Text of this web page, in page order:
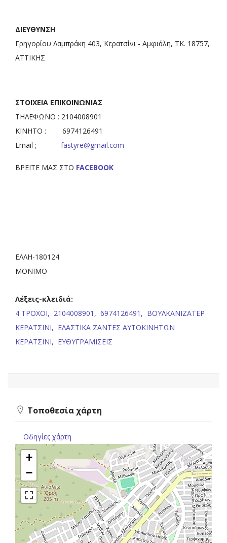
ΔΙΕΥΘΥΝΣΗ
Γρηγορίου Λαμπράκη 403, Κερατσίνι - Αμφιάλη, ΤΚ. 18757,
ΑΤΤΙΚΗΣ
ΣΤΟΙΧΕΙΑ ΕΠΙΚΟΙΝΩΝΙΑΣ
ΤΗΛΕΦΩΝΟ : 2104008901
ΚΙΝΗΤΟ : 6974126491
Email ; fastyre@gmail.com
ΒΡΕΙΤΕ ΜΑΣ ΣΤΟ FACEBOOK
ΕΛΛΗ-180124
ΜΟΝΙΜΟ
Λέξεις-κλειδιά:
4 ΤΡΟΧΟΙ, 2104008901, 6974126491, ΒΟΥΛΚΑΝΙΖΑΤΕΡ
ΚΕΡΑΤΣΙΝΙ, ΕΛΑΣΤΙΚΑ ΖΑΝΤΕΣ ΑΥΤΟΚΙΝΗΤΩΝ
ΚΕΡΑΤΣΙΝΙ, ΕΥΘΥΓΡΑΜΙΣΕΙΣ
Τοποθεσία χάρτη
Οδηγίες χάρτη
+
−